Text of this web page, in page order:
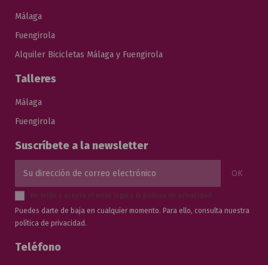
Málaga
Fuengirola
Alquiler Bicicletas Málaga y Fuengirola
Talleres
Málaga
Fuengirola
Suscríbete a la newsletter
He leído y acepto el aviso legal y la política de privacidad.
Puedes darte de baja en cualquier momento. Para ello, consulta nuestra
política de privacidad.
Teléfono